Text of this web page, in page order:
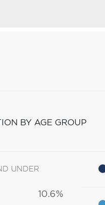
BY AGE GROUP
UNDER
10.6%